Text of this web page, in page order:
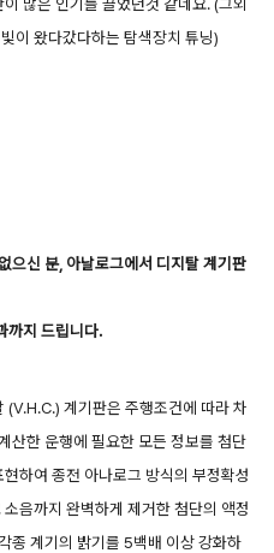
이 왔다갔다하는 탐색장치 튜닝)
으신 분, 아날로그에서 디지탈 계기판
까지 드립니다.
계기판은 주행조건에 따라 차
산한 운행에 필요한 모든 정보를 첨단
하여 종전 아나로그 방식의 부정확성
음까지 완벽하게 제거한 첨단의 액정
종 계기의 밝기를 5백배 이상 강화하